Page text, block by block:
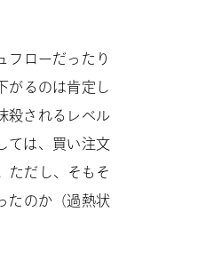
フローだったり
がるのは肯定し
殺されるレベル
ては、買い注文
ただし、そもそ
たのか（過熱状